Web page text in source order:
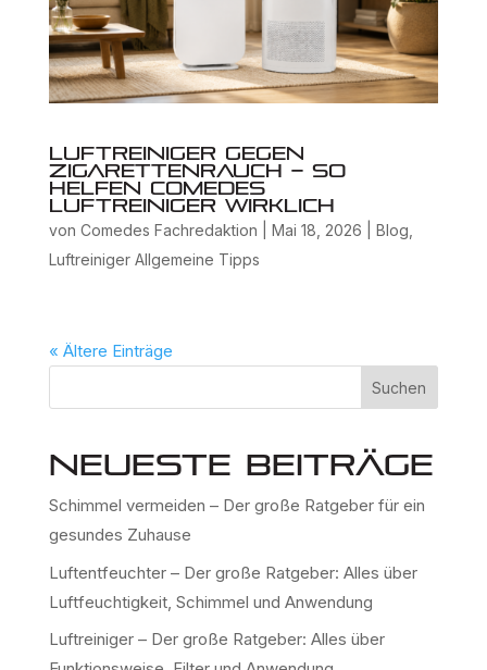
Luftreiniger gegen
Zigarettenrauch – So
helfen Comedes
Luftreiniger wirklich
von Comedes Fachredaktion Mai 18, 2026 Blog
Luftreiniger Allgemeine Tipps
« Ältere Einträge
Suchen
Neueste Beiträge
Schimmel vermeiden – Der große Ratgeber für ein
gesundes Zuhause
Luftentfeuchter – Der große Ratgeber: Alles über
Luftfeuchtigkeit, Schimmel und Anwendung
Luftreiniger – Der große Ratgeber: Alles über